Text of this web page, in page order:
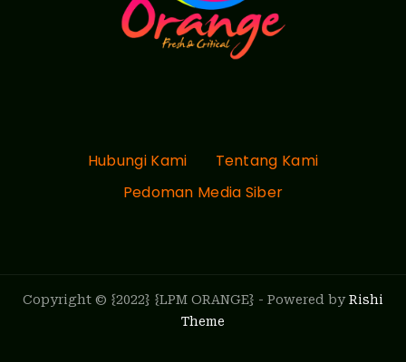
Hubungi Kami
Tentang Kami
Pedoman Media Siber
Copyright © {2022} {LPM ORANGE} - Powered byRishi
Theme